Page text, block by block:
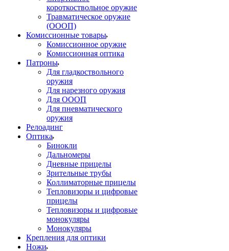
короткоствольное оружие
Травматическое оружие
(ОООП)
Комиссионные товары
Комиссионное оружие
Комиссионная оптика
Патроны
Для гладкоствольного
оружия
Для нарезного оружия
Для ОООП
Для пневматического
оружия
Релоадинг
Оптика
Бинокли
Дальномеры
Дневные прицелы
Зрительные трубы
Коллиматорные прицелы
Тепловизоры и цифровые
прицелы
Тепловизоры и цифровые
монокуляры
Монокуляры
Крепления для оптики
Ножи